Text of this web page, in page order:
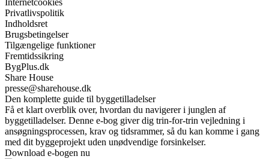
Internetcookies
Privatlivspolitik
Indholdsret
Brugsbetingelser
Tilgængelige funktioner
Fremtidssikring
BygPlus.dk
Share House
presse@sharehouse.dk
Den komplette guide til byggetilladelser
Få et klart overblik over, hvordan du navigerer i junglen af
byggetilladelser. Denne e-bog giver dig trin-for-trin vejledning i
ansøgningsprocessen, krav og tidsrammer, så du kan komme i gang
med dit byggeprojekt uden unødvendige forsinkelser.
Download e-bogen nu